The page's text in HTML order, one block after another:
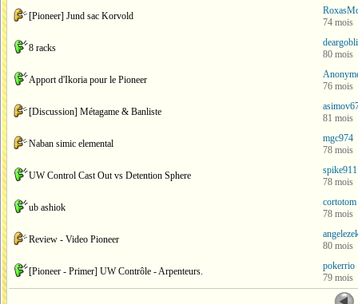
[Pioneer] Jund sac Korvold
74 mois
8 racks
80 mois
Apport d'Ikoria pour le Pioneer
76 mois
[Discussion] Métagame & Banliste
81 mois
Naban simic elemental
mgc974
78 mois
UW Control Cast Out vs Detention Sphere
spike911
78 mois
ub ashiok
cortotom
78 mois
Review - Video Pioneer
80 mois
[Pioneer - Primer] UW Contrôle - Arpenteurs.
pokerrio
79 mois